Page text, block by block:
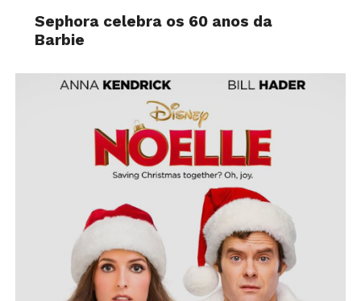
Sephora celebra os 60 anos da
Barbie